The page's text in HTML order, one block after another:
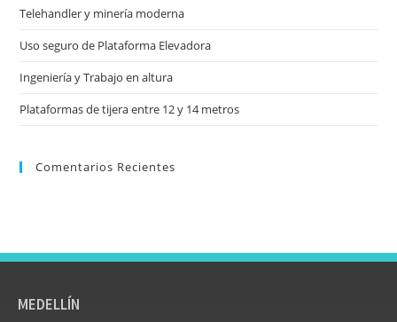
Telehandler y minería moderna
Uso seguro de Plataforma Elevadora
Ingeniería y Trabajo en altura
Plataformas de tijera entre 12 y 14 metros
Comentarios Recientes
MEDELLÍN